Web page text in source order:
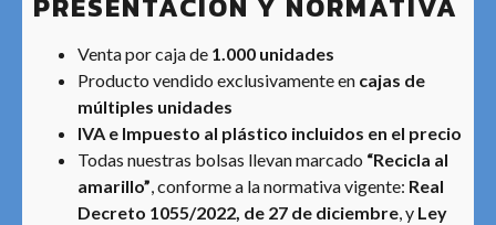
Venta por caja de 1.000 unidades
Producto vendido exclusivamente en cajas de
múltiples unidades
IVA e Impuesto al plástico incluidos en el precio
Todas nuestras bolsas llevan marcado “Recicla al
amarillo”, conforme a la normativa vigente: Real
Decreto 1055/2022, de 27 de diciembre, y Ley